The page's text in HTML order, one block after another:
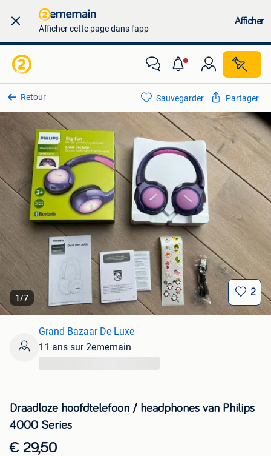
Afficher cette page dans l'app
Afficher
Retour
1/7
2
Sauvegarder Partager
Draadloze hoofdtelefoon / headphones van Philips
4000 Series
€ 29,50
Grand Bazaar De Luxe
11 ans sur 2ememain